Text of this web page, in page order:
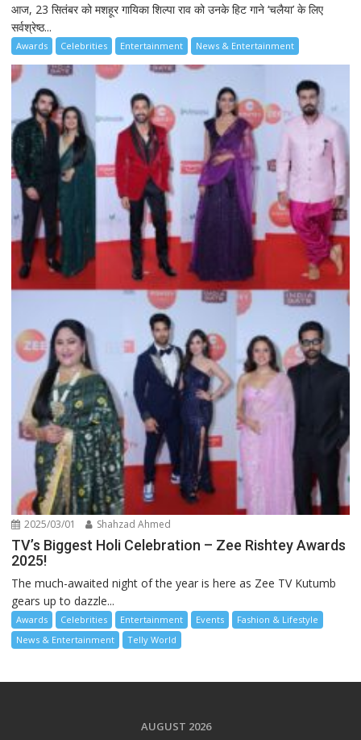
आज, 23 सितंबर को मशहूर गायिका शिल्पा राव को उनके हिट गाने ‘चलैया’ के लिए
सर्वश्रेष्ठ...
Awards Celebrities Entertainment News & Entertainment
2025/03/01 Shahzad Ahmed
TV’s Biggest Holi Celebration – Zee Rishtey Awards
2025!
The much-awaited night of the year is here as Zee TV Kutumb
gears up to dazzle...
Awards Celebrities Entertainment Events
Fashion & Lifestyle
News & Entertainment
Telly World
AUGUST 2026